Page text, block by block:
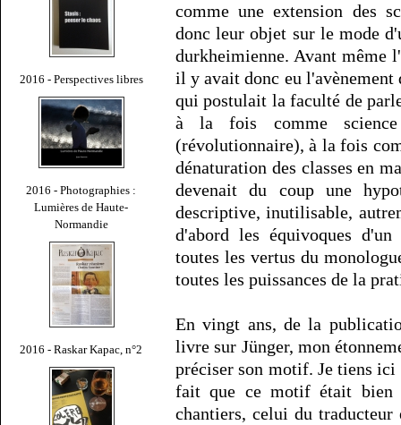
2016 - Perspectives libres
2016 - Photographies :
Lumières de Haute-
Normandie
2016 - Raskar Kapac, n°2
comme une extension des
donc leur objet sur le mode
durkheimienne. Avant même
il y avait donc eu l'avènement
qui postulait la faculté de
à la fois comme
(révolutionnaire), à la fois
dénaturation des classes en
devenait du coup une
descriptive, inutilisable,
d'abord les équivoques
toutes les vertus du
toutes les puissances de la
En vingt ans, de la
livre sur Jünger, mon
préciser son motif. Je tiens ici
fait que ce motif était bien
chantiers, celui du